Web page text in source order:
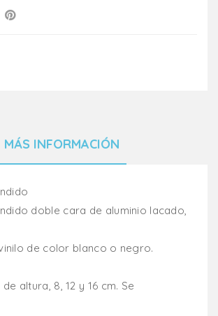
MÁS INFORMACIÓN
doble cara de aluminio lacado,
de color blanco o negro.
altura, 8, 12 y 16 cm. Se